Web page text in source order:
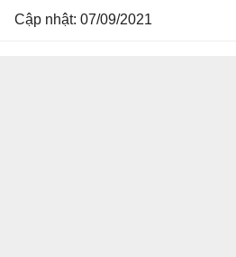
Cập nhật: 07/09/2021